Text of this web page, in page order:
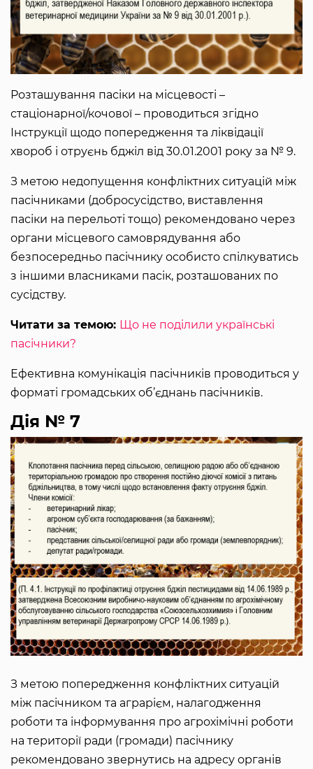
Розташування пасіки на місцевості –
стаціонарної/кочової – проводиться згідно
Інструкції щодо попередження та ліквідації
хвороб і отруєнь бджіл від 30.01.2001 року за № 9.
З метою недопущення конфліктних ситуацій між
пасічниками (добросусідство, виставлення
пасіки на перельоті тощо) рекомендовано через
органи місцевого самоврядування або
безпосередньо пасічнику особисто спілкуватись
з іншими власниками пасік, розташованих по
сусідству.
Читати за темою: Що не поділили українські
пасічники?
Ефективна комунікація пасічників проводиться у
форматі громадських об’єднань пасічників.
Дія № 7
З метою попередження конфліктних ситуацій
між пасічником та аграрієм, налагодження
роботи та інформування про агрохімічні роботи
на території ради (громади) пасічнику
рекомендовано звернутись на адресу органів